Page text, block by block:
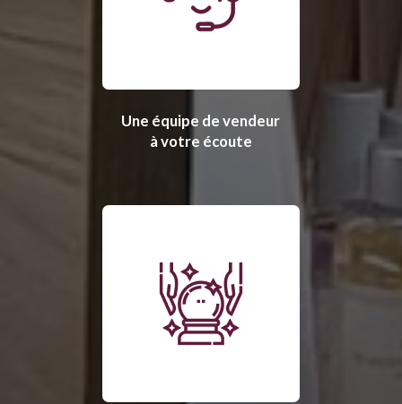
Une équipe de vendeur
à votre écoute